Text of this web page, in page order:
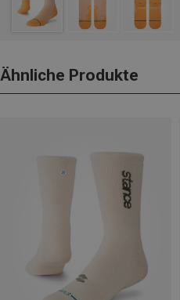
Ähnliche Produkte